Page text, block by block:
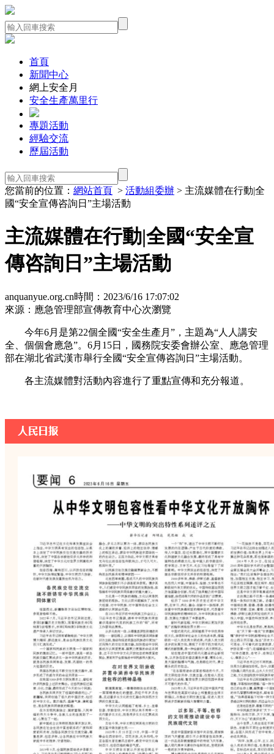
首頁
新聞中心
網上安全月
安全生產萬里行
專題活動
經驗交流
歷屆活動
您當前的位置： 網站首頁 > 活動組委辦 > 主流媒體在行動|全
國“安全宣傳咨詢日”主場活動
主流媒體在行動|全國“安全宣
傳咨詢日”主場活動
anquanyue.org.cn時間：2023/6/16 17:07:02
來源：應急管理部宣傳教育中心次瀏覽
今年6月是第22個全國“安全生產月”，主題為“人人講安
全、個個會應急”。6月15日，國務院安委會辦公室、應急管理
部在湖北省武漢市舉行全國“安全宣傳咨詢日”主場活動。
各主流媒體對活動內容進行了重點宣傳和充分報道。